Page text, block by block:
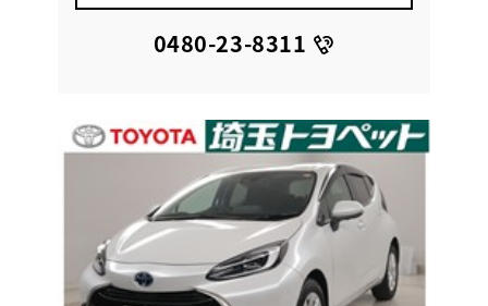
0480-23-8311